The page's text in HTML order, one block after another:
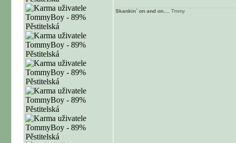
Skankin` on and on.... Tmmy